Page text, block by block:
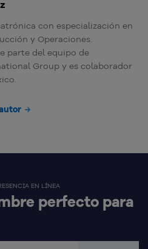
con especialización en
y Operaciones.
parte del equipo de
Group y es colaborador
EN LÍNEA
perfecto para